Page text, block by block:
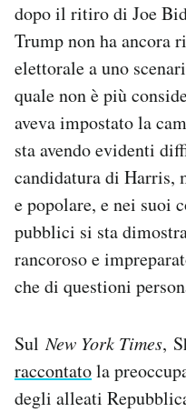
AREA PERSONALE
Area Personale
Newsletter
Notifiche mobile
Regala il Post
Hai bisogno di aiuto?
Esci
dopo il ritiro di Joe
Trump non ha ancora
elettorale a uno
quale non è più
aveva impostato la
sta avendo evidenti
candidatura di Harris,
e popolare, e nei suoi
pubblici si sta
rancoroso e
che di questioni
SulNew York Times,
raccontatola
degli alleati